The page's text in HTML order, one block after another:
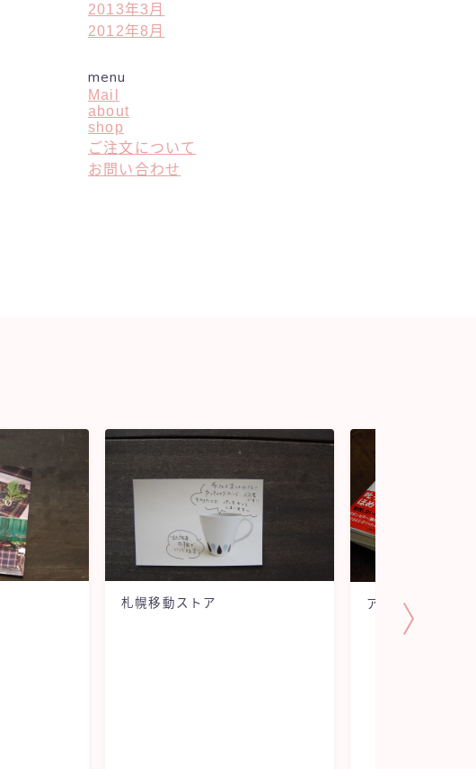
2013年3月
2012年8月
menu
Mail
about
shop
ご注文について
お問い合わせ
札幌移動ストア アドラーの秋